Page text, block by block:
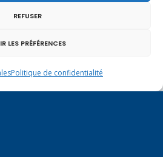
REFUSER
LES PRÉFÉRENCES
Politique de confidentialité
et d’héritage. Pour les
députée LR de